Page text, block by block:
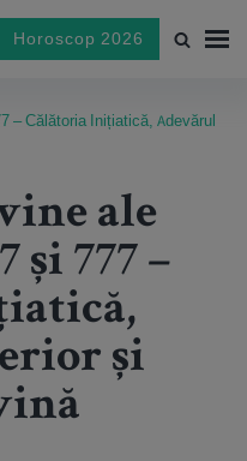
Horoscop 2026
– Călătoria Inițiatică, Adevărul
ale
și 777 –
și